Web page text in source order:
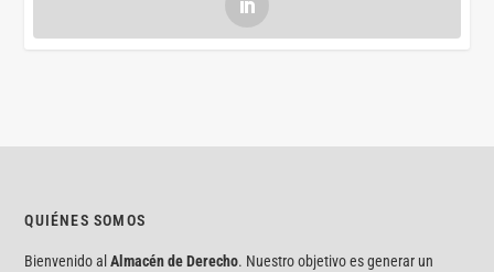
QUIÉNES SOMOS
Bienvenido alAlmacén de Derecho. Nuestro objetivo es generar un